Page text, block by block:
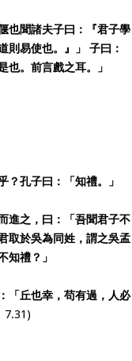
也聞諸夫子曰：『君子學
則易使也。』」 子曰：
也。前言戲之耳。」
？孔子曰：「知禮。」
進之，曰：「吾聞君子不
取於吳為同姓，謂之吳孟
知禮？」
「丘也幸，苟有過，人必
7.31)